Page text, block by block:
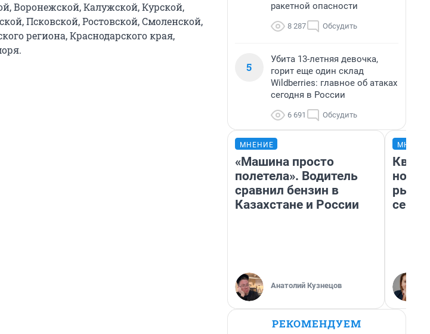
Воронежской, Калужской, Курской,
Псковской, Ростовской, Смоленской,
региона, Краснодарского края,
ракетной опасности
8 287 Обсудить
5
Убита 13-летняя девочка,
горит еще один склад
Wildberries: главное об атаках
сегодня в России
6 691 Обсудить
МНЕНИЕ
«Машина просто
полетела». Водитель
сравнил бензин в
Казахстане и России
Анатолий Кузнецов
но
РЕКОМЕНДУЕМ